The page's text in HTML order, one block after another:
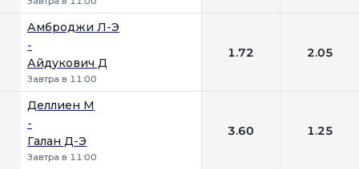
Амброджи Л-Э
-
Айдукович Д
Завтра в 11:00
1.72 2.05
Деллиен М
-
Галан Д-Э
Завтра в 11:00
3.60 1.25